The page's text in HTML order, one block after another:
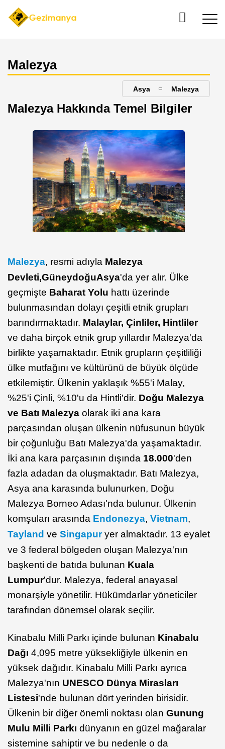
Malezya
Asya Malezya
Malezya Hakkında Temel Bilgiler
Malezya, resmi adıyla Malezya
Devleti,GüneydoğuAsya'da yer alır. Ülke
geçmişte Baharat Yolu hattı üzerinde
bulunmasından dolayı çeşitli etnik grupları
barındırmaktadır. Malaylar, Çinliler, Hintliler
ve daha birçok etnik grup yıllardır Malezya'da
birlikte yaşamaktadır. Etnik grupların çeşitliliği
ülke mutfağını ve kültürünü de büyük ölçüde
etkilemiştir. Ülkenin yaklaşık %55'i Malay,
%25'i Çinli, %10'u da Hintli'dir. Doğu Malezya
ve Batı Malezya olarak iki ana kara
parçasından oluşan ülkenin nüfusunun büyük
bir çoğunluğu Batı Malezya'da yaşamaktadır.
İki ana kara parçasının dışında 18.000'den
fazla adadan da oluşmaktadır. Batı Malezya,
Asya ana karasında bulunurken, Doğu
Malezya Borneo Adası'nda bulunur. Ülkenin
komşuları arasında Endonezya, Vietnam,
Tayland ve Singapuryer almaktadır. 13 eyalet
ve 3 federal bölgeden oluşan Malezya'nın
başkenti de batıda bulunan Kuala
Lumpur'dur. Malezya, federal anayasal
monarşiyle yönetilir. Hükümdarlar yöneticiler
tarafından dönemsel olarak seçilir.
Kinabalu Milli Parkı içinde bulunan Kinabalu
Dağı 4,095 metre yüksekliğiyle ülkenin en
yüksek dağıdır. Kinabalu Milli Parkı ayrıca
Malezya'nın UNESCO Dünya Mirasları
Listesi'nde bulunan dört yerinden birisidir.
Ülkenin bir diğer önemli noktası olan Gunung
Mulu Milli Parkı dünyanın en güzel mağaralar
sistemine sahiptir ve bu nedenle o da